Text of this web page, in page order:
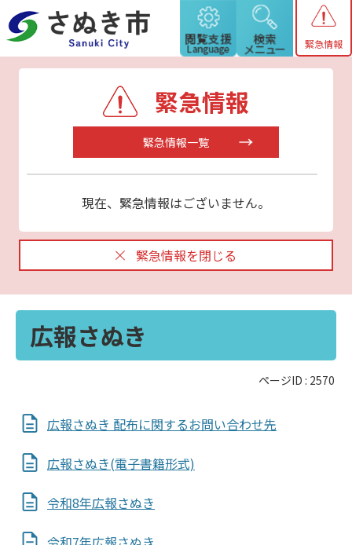
緊急情報
緊急情報
緊急情報一覧
現在、緊急情報はございません。
緊急情報を閉じる
広報さぬき
ページID : 2570
広報さぬき 配布に関するお問い合わせ先
広報さぬき(電子書籍形式)
令和8年広報さぬき